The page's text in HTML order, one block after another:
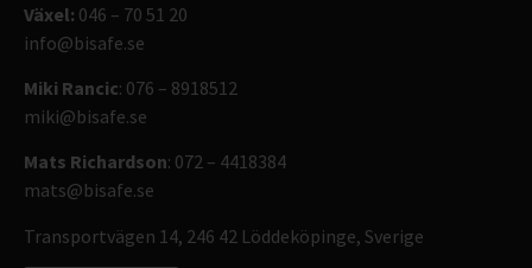
Växel: 046 – 70 51 20
info@bisafe.se
Miki Rancic: 076 – 8918512
miki@bisafe.se
Mats Richardson: 072 – 4418384
mats@bisafe.se
Transportvägen 14, 246 42 Löddeköpinge, Sverige